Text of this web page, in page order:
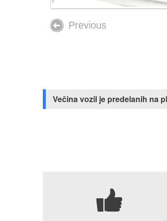
Previous
Večina vozil je predelanih na
7